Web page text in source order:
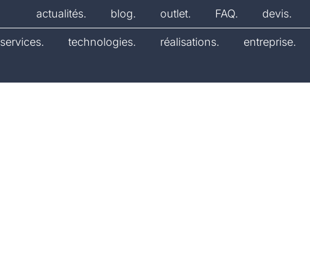
actualités. blog. outlet. FAQ. devis.
services. technologies. réalisations. entreprise.